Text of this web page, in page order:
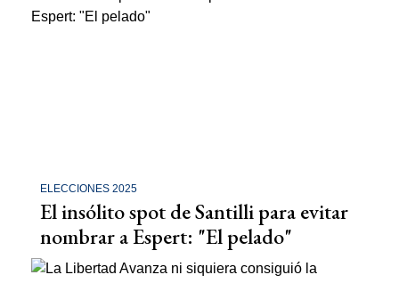
ELECCIONES 2025
El insólito spot de Santilli para evitar
nombrar a Espert: "El pelado"